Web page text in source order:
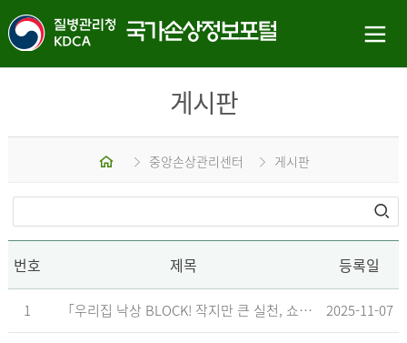
게시판
중앙손상관리센터 게시판
번호 제목 등록일
1 「우리집 낙상 BLOCK! 작지만 큰 실천, 쇼츠 챌린지」 수상작 발표 2025-11-07